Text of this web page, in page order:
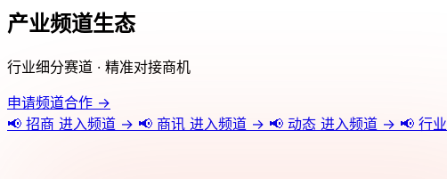
产业频道生态
行业细分赛道 · 精准对接商机
申请频道合作 →
📢 招商 进入频道 → 📢 商讯 进入频道 → 📢 动态 进入频道 → 📢 行业